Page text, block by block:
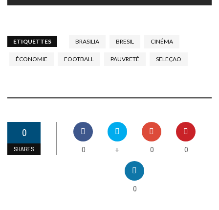
ETIQUETTES BRASILIA BRESIL CINÉMA
ÉCONOMIE FOOTBALL PAUVRETÉ SELEÇAO
0
SHARES 0 + 0 0
0